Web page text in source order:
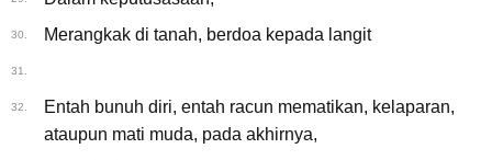
30. Merangkak di tanah, berdoa kepada langit
31.
32.
Entah bunuh diri, entah racun mematikan, kelaparan,
ataupun mati muda, pada akhirnya,